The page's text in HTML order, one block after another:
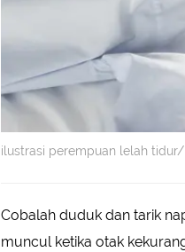
ilustrasi perempuan lelah
Cobalah duduk dan tarik
muncul ketika otak